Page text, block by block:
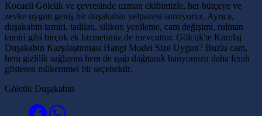
Kocaeli Gölcük ve çevresinde uzman ekibimizle, her bütçeye ve
zevke uygun geniş bir duşakabin yelpazesi sunuyoruz. Ayrıca,
duşakabin tamiri, tadilatı, silikon yenileme, cam değişimi, rulman
tamiri gibi birçok ek hizmetimiz de mevcuttur. Gölcük'te Karolaj
Duşakabin Karşılaştırması Hangi Model Size Uygun? Buzlu cam,
hem gizlilik sağlayan hem de ışığı dağıtarak banyonuzu daha ferah
gösteren mükemmel bir seçenektir.
Gölcük Duşakabin